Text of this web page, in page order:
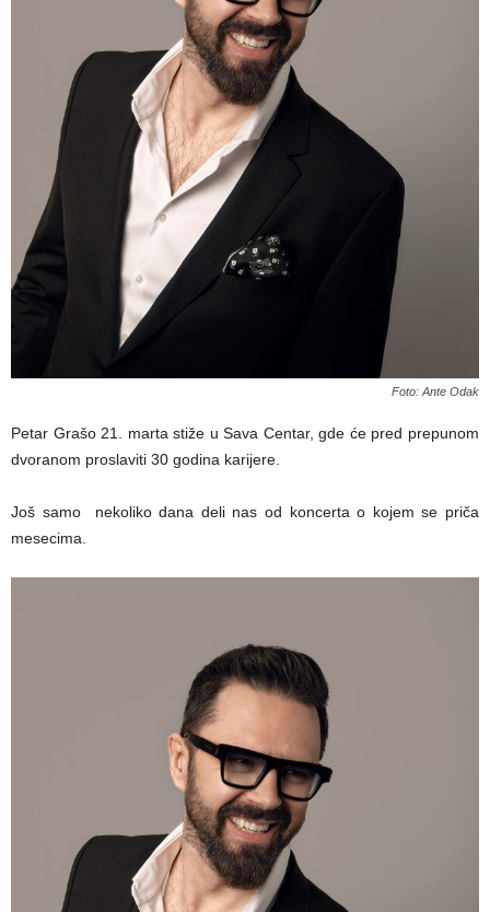
Foto: Ante Odak
Petar Grašo 21. marta stiže u Sava Centar, gde će pred prepunom
dvoranom proslaviti 30 godina karijere.
Još samo nekoliko dana deli nas od koncerta o kojem se priča
mesecima.